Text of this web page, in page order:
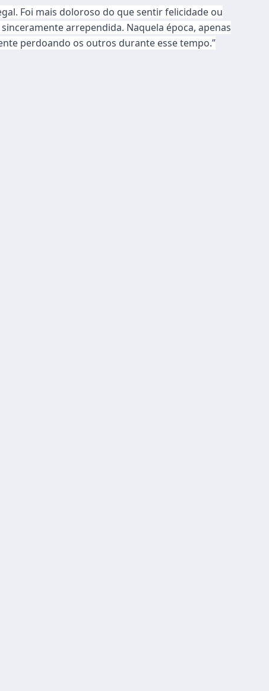
Foi mais doloroso do que sentir felicidade ou
arrependida. Naquela época, apenas
perdoando os outros durante esse tempo.”